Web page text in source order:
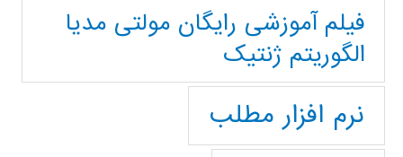
فیلم آموزشی رایگان مولتی مدیا
الگوریتم ژنتیک
نرم افزار مطلب